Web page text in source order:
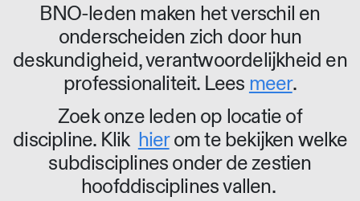
BNO-leden maken het verschil en
onderscheiden zich door hun
deskundigheid, verantwoordelijkheid en
professionaliteit. Lees meer.
Zoek onze leden op locatie of
discipline. Klik hierom te bekijken welke
subdisciplines onder de zestien
hoofddisciplines vallen.